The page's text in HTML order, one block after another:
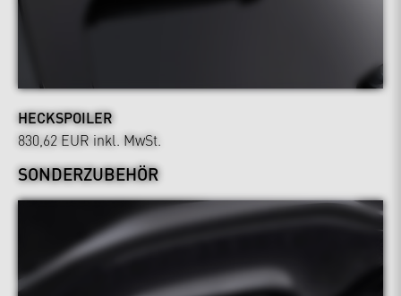
HECKSPOILER
830,62 EUR inkl. MwSt.
SONDERZUBEHÖR